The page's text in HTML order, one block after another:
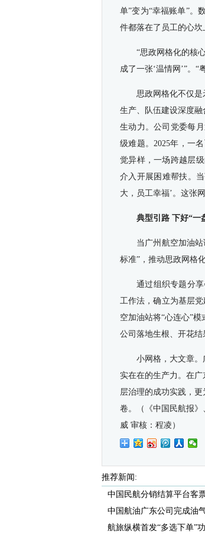
单”变为“幸福账单”。
件都落在了员工的心坎
“思政网格化的核
成了一张‘温情网’”。“
思政网格化不仅是
生产、队伍建设深度
生动力。公司党委每
级难题。2025年，一
觉异样，一场跨越层
介入开展困难帮扶。
大，员工幸福’。这张
典型引路 下好“一
当广州航空加油
标准”，推动思政网格
通过组织专题分
工作法，确立为基层
空加油站将“心连心”
公司落地生根、开花结
小网格，大文章
实在在的生产力。在
层治理的成功实践，
卷。（
《中国民航报
威 审核：程凌）
推荐新闻:
中国民航分销结算平台客
中国航油广东公司完成油
航旅纵横首发“多选下单”